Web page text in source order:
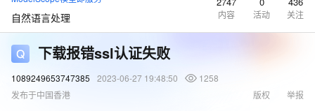
自然语言处理 内容 活动 关注
下载报错ssl认证失败
1089249653747385 2023-06-27 19:48:50
1258
发布于中国香港
举报
版权